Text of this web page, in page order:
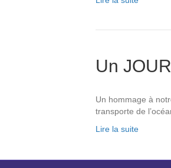
Un
Un hommage à
transporte de
Lire la suite